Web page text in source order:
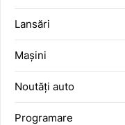
Lansări
Mașini
Noutăți auto
Programare